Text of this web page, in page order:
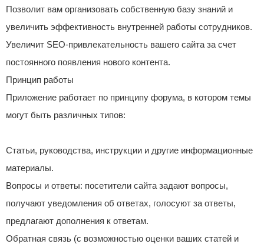
Позволит вам организовать собственную базу знаний и
увеличить эффективность внутренней работы сотрудников.
Увеличит SEO-привлекательность вашего сайта за счет
постоянного появления нового контента.
Принцип работы
Приложение работает по принципу форума, в котором темы
могут быть различных типов:
Статьи, руководства, инструкции и другие информационные
материалы.
Вопросы и ответы: посетители сайта задают вопросы,
получают уведомления об ответах, голосуют за ответы,
предлагают дополнения к ответам.
Обратная связь (с возможностью оценки ваших статей и